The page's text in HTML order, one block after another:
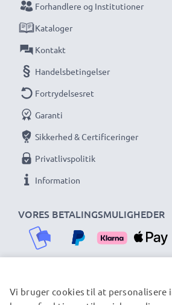
VORES BETALINGSMULIGHEDER
Forhandlere og Institutioner
Kataloger
Kontakt
Handelsbetingelser
Fortrydelsesret
Garanti
Sikkerhed & Certificeringer
Privatlivspolitik
Information
VORES FORSENDELSESPARTNERE
Vi bruger cookies til at personalisere